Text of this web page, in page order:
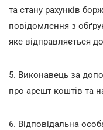
та стану рахунків
повідомлення з
яке відправляється
5. Виконавець за
про арешт коштів та
6. Відповідальна